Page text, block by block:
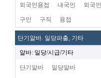
외국인용접 내국인 외국인
구인 구직 용접
단기알바. 일당파출, 기타
알바: 일당/시급/기타
단기알바 일당알바